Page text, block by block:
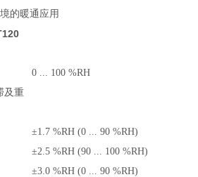
的暖通应用
0 ... 100 %RH
及重
±1.7 %RH (0 ... 90 %RH)
±2.5 %RH (90 ... 100 %RH)
±3.0 %RH (0 ... 90 %RH)